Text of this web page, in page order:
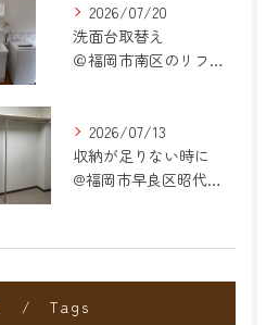
2026/07/20
洗面台取替え
＠福岡市南区のリフォーム
2026/07/13
収納が足りない時に
@福岡市早良区昭代のリフォーム
Tags